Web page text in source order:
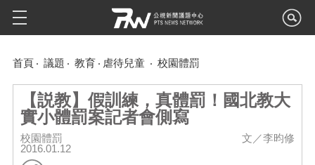
首頁 議題 教育 虐待兒童 校園體罰
【説教】假訓練，真體罰！國北教大
實小體罰案記者會側寫
校園體罰
2016.01.12
文／李昀修